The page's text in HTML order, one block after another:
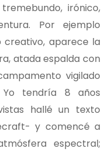
irónico,
Por ejemplo
creativo, aparece la
atada espalda con
vigilado
Yo tendría 8 años
hallé un texto
y comencé a
espectral;